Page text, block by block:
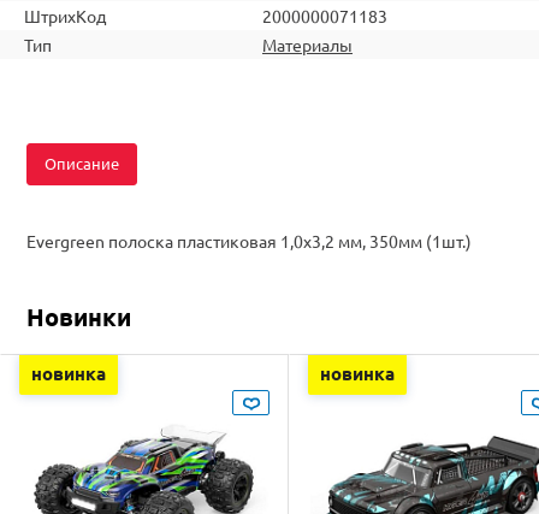
ШтрихКод
2000000071183
Тип
Материалы
Описание
Evergreen полоска пластиковая 1,0х3,2 мм, 350мм (1шт.)
Новинки
новинка новинка